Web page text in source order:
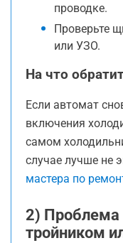
проводке.
Проверьте
или УЗО.
На что
Если автомат
включения
самом
случае лучше не
мастера по
2) Проблема
тройником